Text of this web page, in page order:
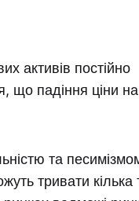
активів постійно
що падіння ціни
та
тривати кілька